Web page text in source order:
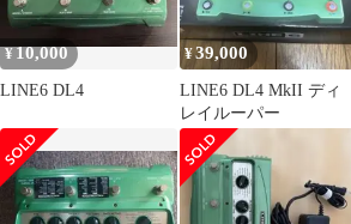
¥10,000
LINE6 DL4
¥39,000
LINE6 DL4 MkII ディ
レイルーパー